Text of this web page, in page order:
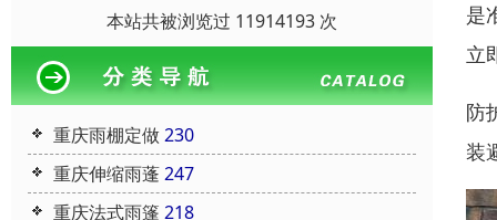
本站共被浏览过 11914193 次
重庆雨棚定做230
重庆伸缩雨蓬247
重庆法式雨篷 218
是
立
防
装